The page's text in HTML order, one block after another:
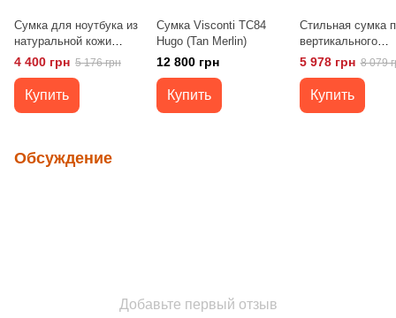
Сумка для ноутбука из
натуральной кожи
Vintage 14868 Черная
4 400 грн 5 176 грн
Купить
Сумка Visconti TC84
Hugo (Tan Merlin)
12 800 грн
Купить
Стильная сумка
вертикального
формата в
коже 11170
Синяя
5 978 грн 8 079
Купить
Обсуждение
Добавьте первый отзыв